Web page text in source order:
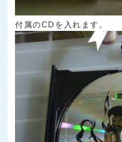
付属のCDを入れます。